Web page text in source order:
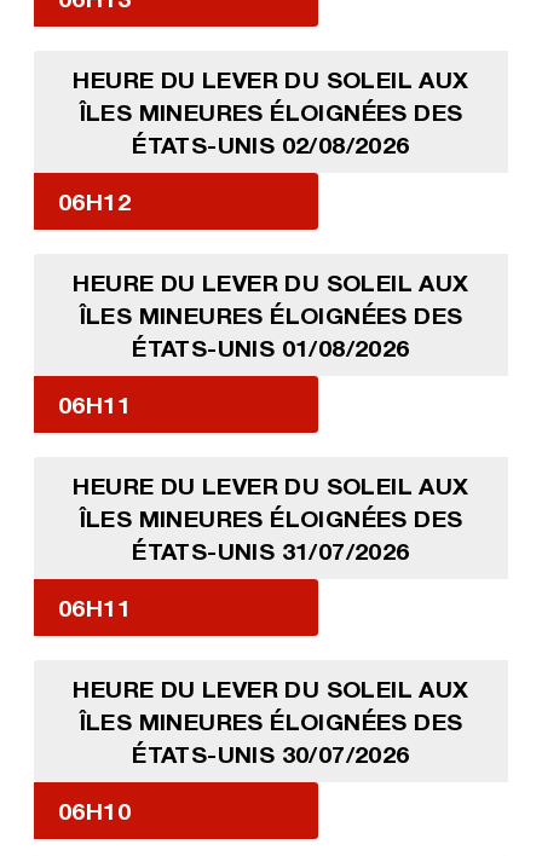
HEURE DU LEVER DU SOLEIL AUX
ÎLES MINEURES ÉLOIGNÉES DES
ÉTATS-UNIS 02/08/2026
06H12
HEURE DU LEVER DU SOLEIL AUX
ÎLES MINEURES ÉLOIGNÉES DES
ÉTATS-UNIS 01/08/2026
06H11
HEURE DU LEVER DU SOLEIL AUX
ÎLES MINEURES ÉLOIGNÉES DES
ÉTATS-UNIS 31/07/2026
06H11
HEURE DU LEVER DU SOLEIL AUX
ÎLES MINEURES ÉLOIGNÉES DES
ÉTATS-UNIS 30/07/2026
06H10